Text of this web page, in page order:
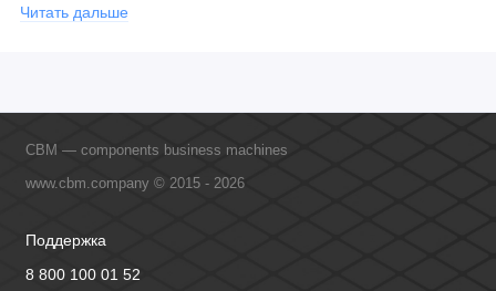
официальными производителями и проводим регулярное
Читать дальше
CBM — components business machines
www.cbm.company © 2015 - 2026
Поддержка
8 800 100 01 52